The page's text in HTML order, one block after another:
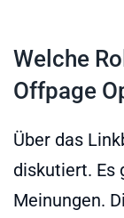
Welche
Offpage
Über das
diskutiert. Es
Meinungen.